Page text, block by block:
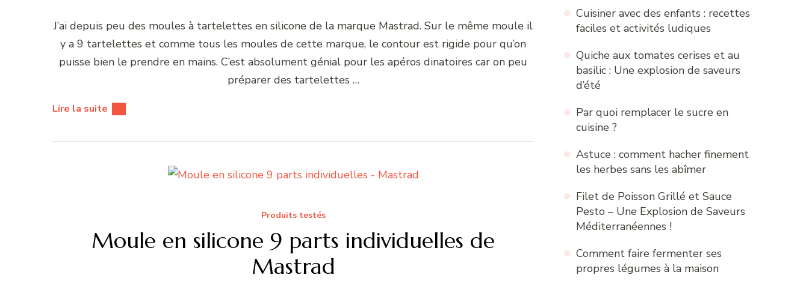
J’ai depuis peu des moules à tartelettes en silicone de la marque Mastrad. Sur le même moule il
y a 9 tartelettes et comme tous les moules de cette marque, le contour est rigide pour qu’on
puisse bien le prendre en mains. C’est absolument génial pour les apéros dinatoires car on peu
préparer des tartelettes …
Lire la suite
Produits testés
Moule en silicone 9 parts individuelles de
Mastrad
Cuisiner avec des enfants : recettes
faciles et activités ludiques
Quiche aux tomates cerises et au
basilic : Une explosion de saveurs
d’été
Par quoi remplacer le sucre en
cuisine ?
Astuce : comment hacher finement
les herbes sans les abîmer
Filet de Poisson Grillé et Sauce
Pesto – Une Explosion de Saveurs
Méditerranéennes !
Comment faire fermenter ses
propres légumes à la maison